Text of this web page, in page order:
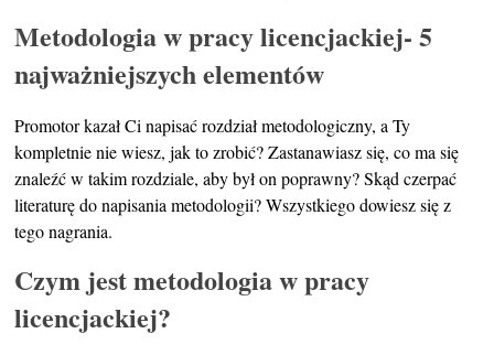
Metodologia w pracy licencjackiej- 5
najważniejszych elementów
Promotor kazał Ci napisać rozdział metodologiczny, a Ty
kompletnie nie wiesz, jak to zrobić? Zastanawiasz się, co ma się
znaleźć w takim rozdziale, aby był on poprawny? Skąd czerpać
literaturę do napisania metodologii? Wszystkiego dowiesz się z
tego nagrania.
Czym jest metodologia w pracy
licencjackiej?